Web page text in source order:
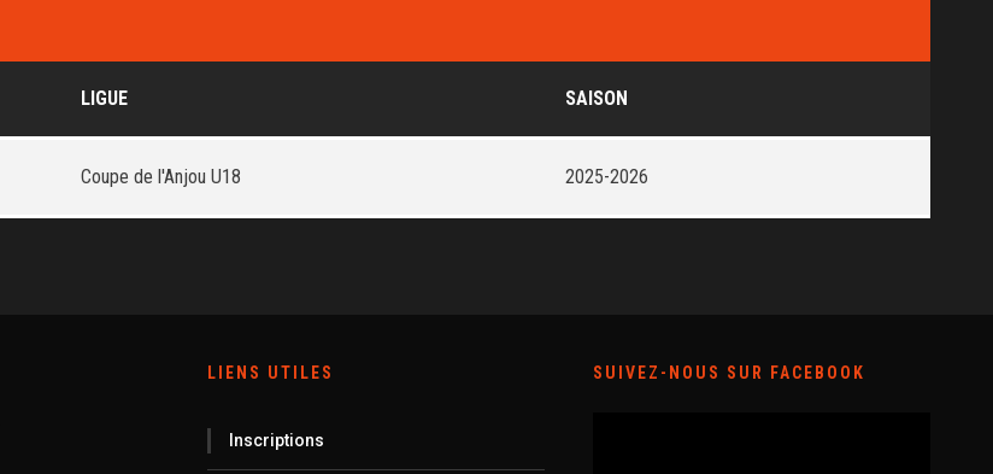
LIGUE SAISON
Coupe de l'Anjou U18 2025-2026
LIENS UTILES
Inscriptions
SUIVEZ-NOUS SUR FACEBOOK